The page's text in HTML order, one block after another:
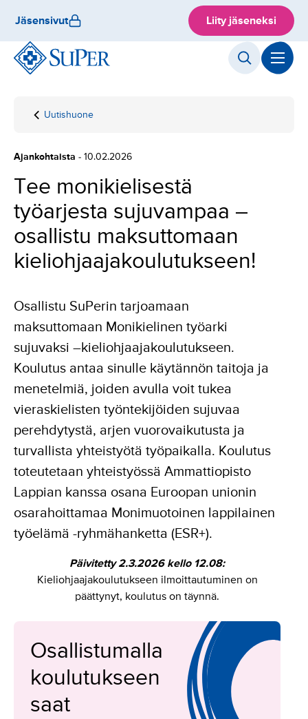
sisältöön
Jäsensivut Liity jäseneksi
Etusivu
Uutishuone
Tee monikielisestä
Ajankohtaista - 10.02.2026
Tee monikielisestä
työarjesta sujuvampaa –
osallistu maksuttomaan
kieliohjaajakoulutukseen!
Osallistu SuPerin tarjoamaan
maksuttomaan Monikielinen työarki
sujuvaksi –kieliohjaajakoulutukseen.
Koulutus antaa sinulle käytännön taitoja ja
menetelmiä, joiden avulla voit tukea
vieraskielisten työntekijöiden sujuvaa
perehdytystä, arjen vuorovaikutusta ja
turvallista yhteistyötä työpaikalla. Koulutus
toteutetaan yhteistyössä Ammattiopisto
Lappian kanssa osana Euroopan unionin
osarahoittamaa Monimuotoinen lappilainen
työelämä -ryhmähanketta (ESR+).
Päivitetty 2.3.2026 kello 12.08:
Kieliohjaajakoulutukseen ilmoittautuminen on
päättynyt, koulutus on täynnä.
Osallistumalla
koulutukseen
saat